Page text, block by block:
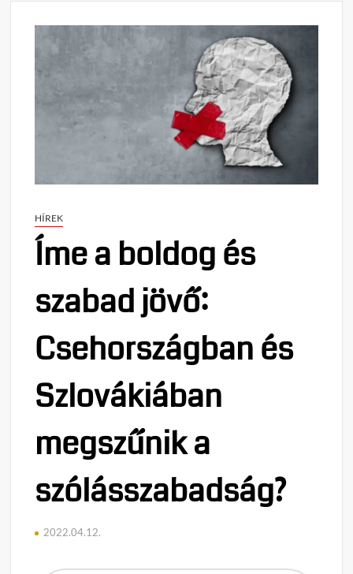
HÍREK
Íme a boldog és
szabad jövő:
Csehországban és
Szlovákiában
megszűnik a
szólásszabadság?
2022.04.12.